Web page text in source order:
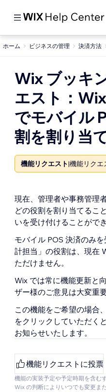
ホーム ビジネスの管理 決済方法
Wix ブッキ
エスト：
でモバイル
割を割り当
機能リクエスト|機能リクエ
現在、管理者や事務管理
どの役割を割り当てるこ
いを受け付けることができ
モバイル POS 決済のみ
計担当」の役割は、現在
ただけません。
Wix では常に機能更新と
ザー様のご意見は大変重
この機能をご希望の場合
をクリックしていただく
お知らせいたします。
機能リクエストに投票
機能の実装予定や予定時期を含む
Wix の判断によりいつでも変更ま